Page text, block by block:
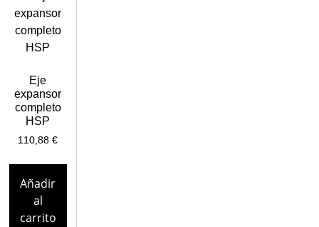
Eje
expansor
completo
HSP
110,88€
Añadir
al
carrito